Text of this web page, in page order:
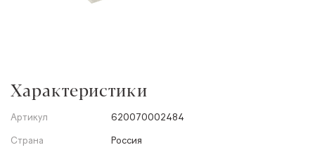
Характеристики
Артикул
620070002484
Страна
Россия